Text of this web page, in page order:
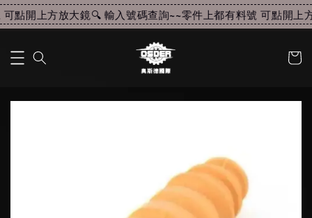
點開上方放大鏡🔍 輸入號碼查詢~~零件上都有料號 可點開上